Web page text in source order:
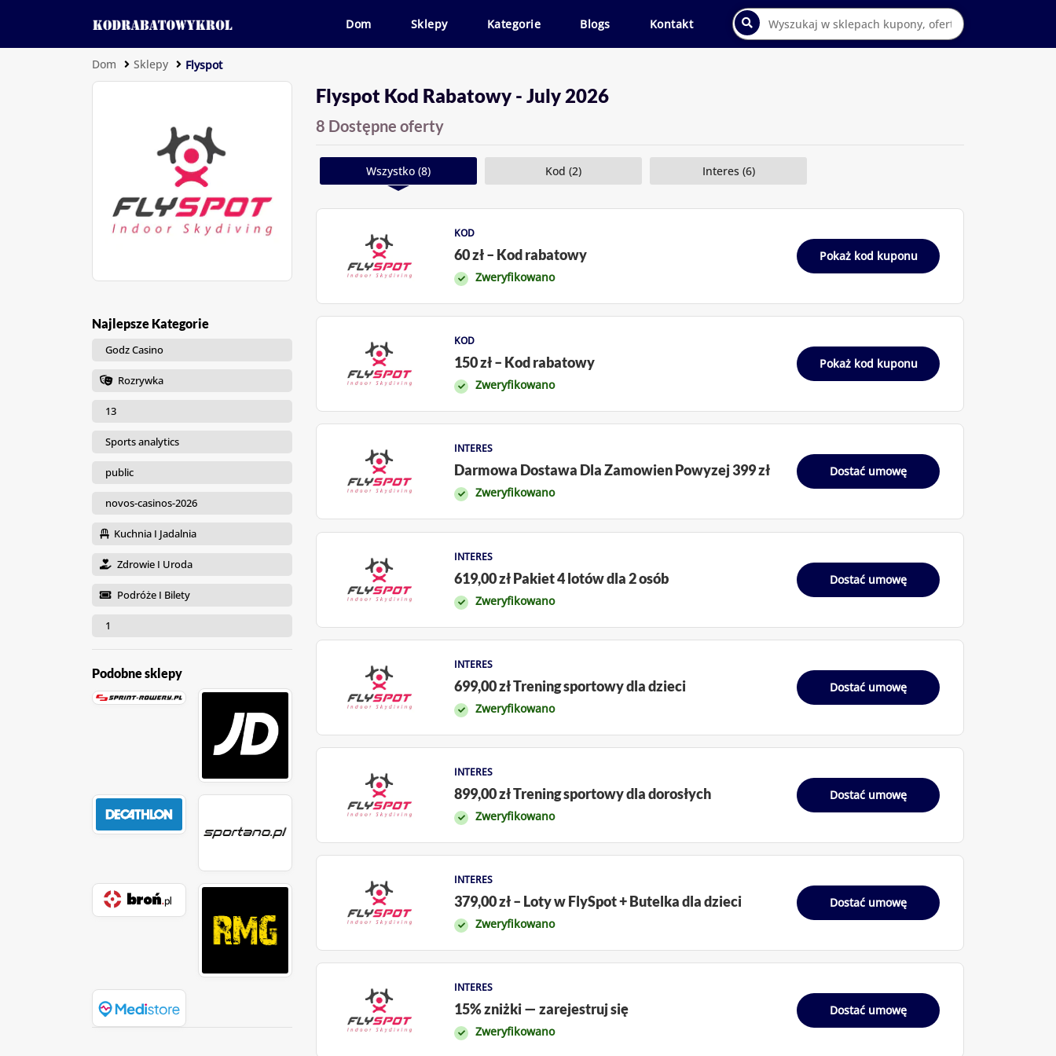
Dom Sklepy Kategorie Blogs Kontakt
Dom Sklepy Flyspot
Flyspot Kod Rabatowy - July 2026
8 Dostępne oferty
Wszystko (8) Kod (2) Interes (6)
KOD
60 zł – Kod rabatowy
Zweryfikowano
Pokaż kod kuponu
KOD
150 zł – Kod rabatowy
Zweryfikowano
Pokaż kod kuponu
INTERES
Darmowa Dostawa Dla Zamowien Powyzej 399 zł ​
Zweryfikowano
Dostać umowę
INTERES
619,00 zł Pakiet 4 lotów dla 2 osób
Zweryfikowano
Dostać umowę
INTERES
699,00 zł Trening sportowy dla dzieci
Zweryfikowano
Dostać umowę
INTERES
899,00 zł Trening sportowy dla dorosłych
Zweryfikowano
Dostać umowę
INTERES
379,00 zł – Loty w FlySpot + Butelka dla dzieci
Zweryfikowano
Dostać umowę
INTERES
15% zniżki — zarejestruj się
Zweryfikowano
Dostać umowę
Najlepsze Kategorie
Godz Casino
Rozrywka
13
Sports analytics
public
novos-casinos-2026
Kuchnia I Jadalnia
Zdrowie I Uroda
Podróże I Bilety
1
Podobne sklepy